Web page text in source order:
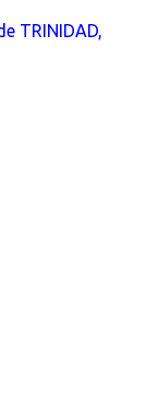
TRINIDAD,